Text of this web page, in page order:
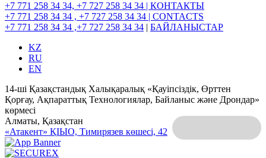
+7 771 258 34 34, +7 727 258 34 34 | КОНТАКТЫ
+7 771 258 34 34 , +7 727 258 34 34 | CONTACTS
+7 771 258 34 34 ,+7 727 258 34 34 | БАЙЛАНЫСТАР
KZ
RU
EN
14-ші Қазақстандық Халықаралық «Қауіпсіздік, Өрттен
Қорғау, Ақпараттық Технологиялар, Байланыс және Дрондар»
көрмесі
Алматы, Қазақстан
«Атакент» ҚІЫО, Тимирязев көшесі, 42